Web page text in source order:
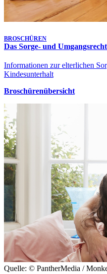
BROSCHÜREN
Das Sorge- und
Informationen zur elterlichen
Kindesunterhalt
Broschürenübersicht
Quelle: © PantherMedia /